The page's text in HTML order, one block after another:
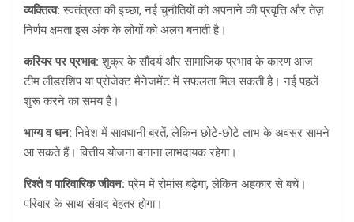
व्यक्तित्व: स्वतंत्रता की इच्छा, नई चुनौतियों को अपनाने की प्रवृत्ति और तेज़
निर्णय क्षमता इस अंक के लोगों को अलग बनाती है।
करियर पर प्रभाव: शुक्र के सौंदर्य और सामाजिक प्रभाव के कारण आज
टीम लीडरशिप या प्रोजेक्ट मैनेजमेंट में सफलता मिल सकती है। नई पहलें
शुरू करने का समय है।
भाग्य व धन: निवेश में सावधानी बरतें, लेकिन छोटे‑छोटे लाभ के अवसर सामने
आ सकते हैं। वित्तीय योजना बनाना लाभदायक रहेगा।
रिश्ते व पारिवारिक जीवन: प्रेम में रोमांस बढ़ेगा, लेकिन अहंकार से बचें।
परिवार के साथ संवाद बेहतर होगा।